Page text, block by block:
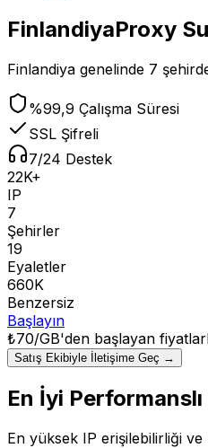
FinlandiyaProxy
Finlandiya genelinde 7
%99,9 Çalışma Süresi
SSL Şifreli
7/24 Destek
22K+
IP
7
Şehirler
19
Eyaletler
660K
Benzersiz
Başlayın
₺70/GB'den başlayan
Satış Ekibiyle İletişime Geç →
En İyi
En yüksek IP erişilebilirliği